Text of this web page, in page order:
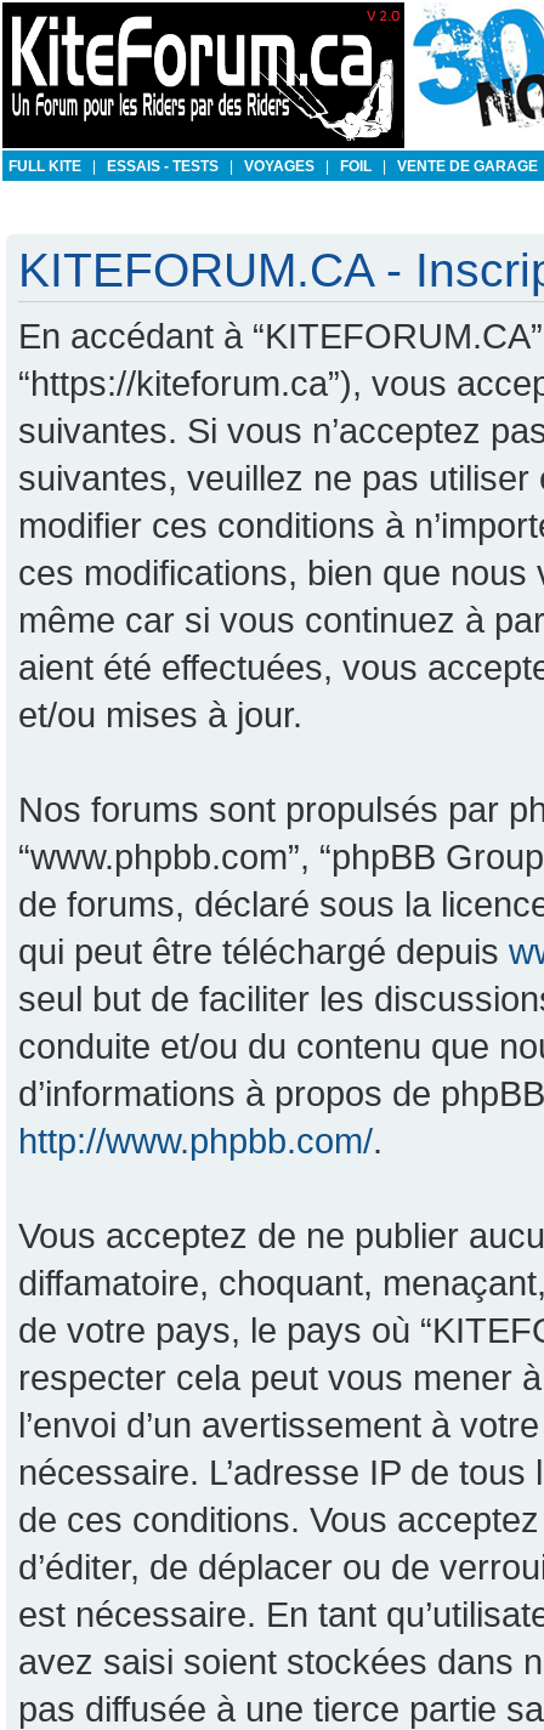
FULL KITE ESSAIS - TESTS VOYAGES FOIL VENTE DE GARAGE
KITEFORUM.CA -
En accédant à
“https://kiteforum.ca”), vous
suivantes. Si vous n’acceptez
suivantes, veuillez ne pas
modifier ces conditions à
ces modifications, bien que
même car si vous continuez à
aient été effectuées, vous
et/ou mises à jour.
Nos forums sont propulsés par
“www.phpbb.com”, “phpBB
de forums, déclaré sous la
qui peut être téléchargé depuis
seul but de faciliter les
conduite et/ou du contenu que
d’informations à propos de
http://www.phpbb.com/.
Vous acceptez de ne publier
diffamatoire, choquant,
de votre pays, le pays où
respecter cela peut vous mener
l’envoi d’un avertissement à
nécessaire. L’adresse IP de
de ces conditions. Vous
d’éditer, de déplacer ou de
est nécessaire. En tant
avez saisi soient stockées dans
pas diffusée à une tierce partie